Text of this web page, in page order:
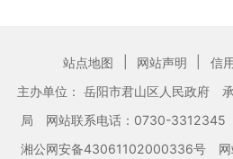
站点地图 网站声明 信
主办单位： 岳阳市君山区人民政府
局
网站联系电话：0730-3312345
湘公网安备43061102000336号